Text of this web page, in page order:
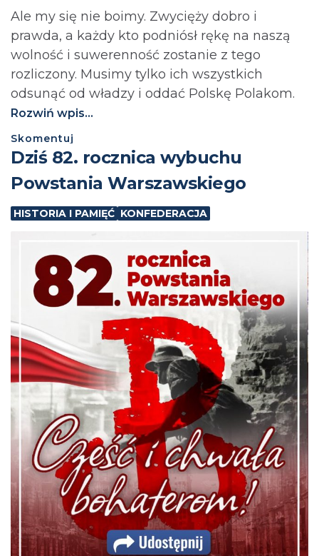
Ale my się nie boimy. Zwycięży dobro i
prawda, a każdy kto podniósł rękę na naszą
wolność i suwerenność zostanie z tego
rozliczony. Musimy tylko ich wszystkich
odsunąć od władzy i oddać Polskę Polakom.
Rozwiń wpis...
Skomentuj
Dziś 82. rocznica wybuchu
Powstania Warszawskiego
HISTORIA I PAMIĘĆ KONFEDERACJA